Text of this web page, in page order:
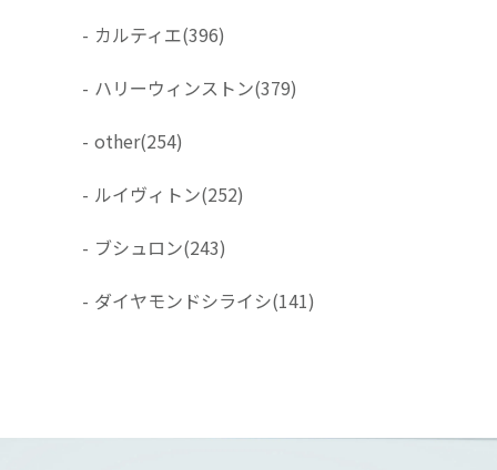
- カルティエ(396)
- ハリーウィンストン(379)
- other(254)
- ルイヴィトン(252)
- ブシュロン(243)
- ダイヤモンドシライシ(141)